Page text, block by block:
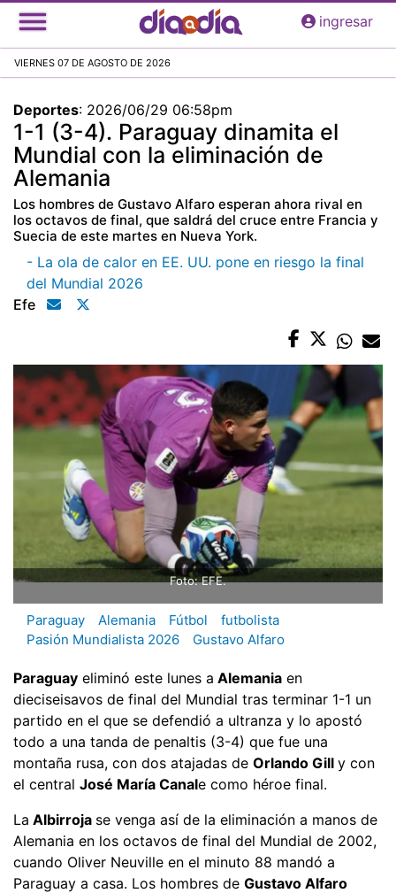
Pasar
al
principal
ingresar
VIERNES 07 DE AGOSTO DE 2026
Deportes: 2026/06/29 06:58pm
1-1 (3-4). Paraguay dinamita el
Mundial con la eliminación de
Alemania
Los hombres de Gustavo Alfaro esperan ahora rival en
los octavos de final, que saldrá del cruce entre Francia y
Suecia de este martes en Nueva York.
- La ola de calor en EE. UU. pone en riesgo la final
del Mundial 2026
Efe
Foto: EFE.
Paraguay Alemania Fútbol
futbolista
Pasión Mundialista 2026
Gustavo Alfaro
Paraguay eliminó este lunes a Alemania en
dieciseisavos de final del Mundial tras terminar 1-1 un
partido en el que se defendió a ultranza y lo apostó
todo a una tanda de penaltis (3-4) que fue una
montaña rusa, con dos atajadas de Orlando Gill y con
el central José María Canale como héroe final.
La Albirroja se venga así de la eliminación a manos de
Alemania en los octavos de final del Mundial de 2002,
cuando Oliver Neuville en el minuto 88 mandó a
Paraguay a casa. Los hombres de Gustavo Alfaro